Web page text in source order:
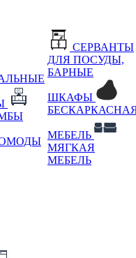
СЕРВАНТЫ
ДЛЯ ПОСУДЫ,
БАРНЫЕ
ШКАФЫ
МЕБЕЛЬ
МЯГКАЯ
МЕБЕЛЬ